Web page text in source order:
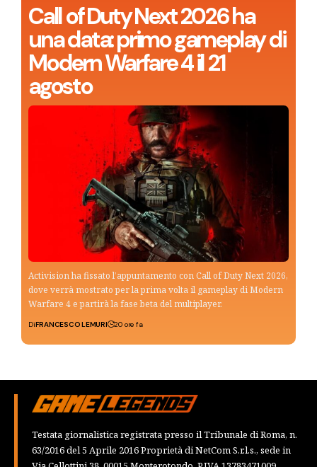
Call of Duty Next 2026 ha
una data: primo gameplay di
Modern Warfare 4 il 21
agosto
Activision ha fissato l’appuntamento con Call of Duty Next 2026,
dove verrà mostrato per la prima volta il gameplay di Modern
Warfare 4 e partirà la fase beta del multiplayer.
DiFRANCESCO LEMURI 20 ore fa
Testata giornalistica registrata presso il Tribunale di Roma, n.
63/2016 del 5 Aprile 2016 Proprietà di NetCom S.r.l.s., sede in